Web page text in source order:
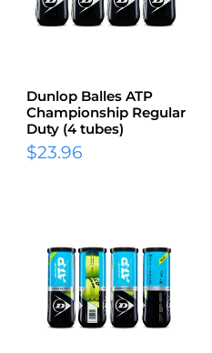
Dunlop Balles ATP
Championship Regular
Duty (4 tubes)
$23.96